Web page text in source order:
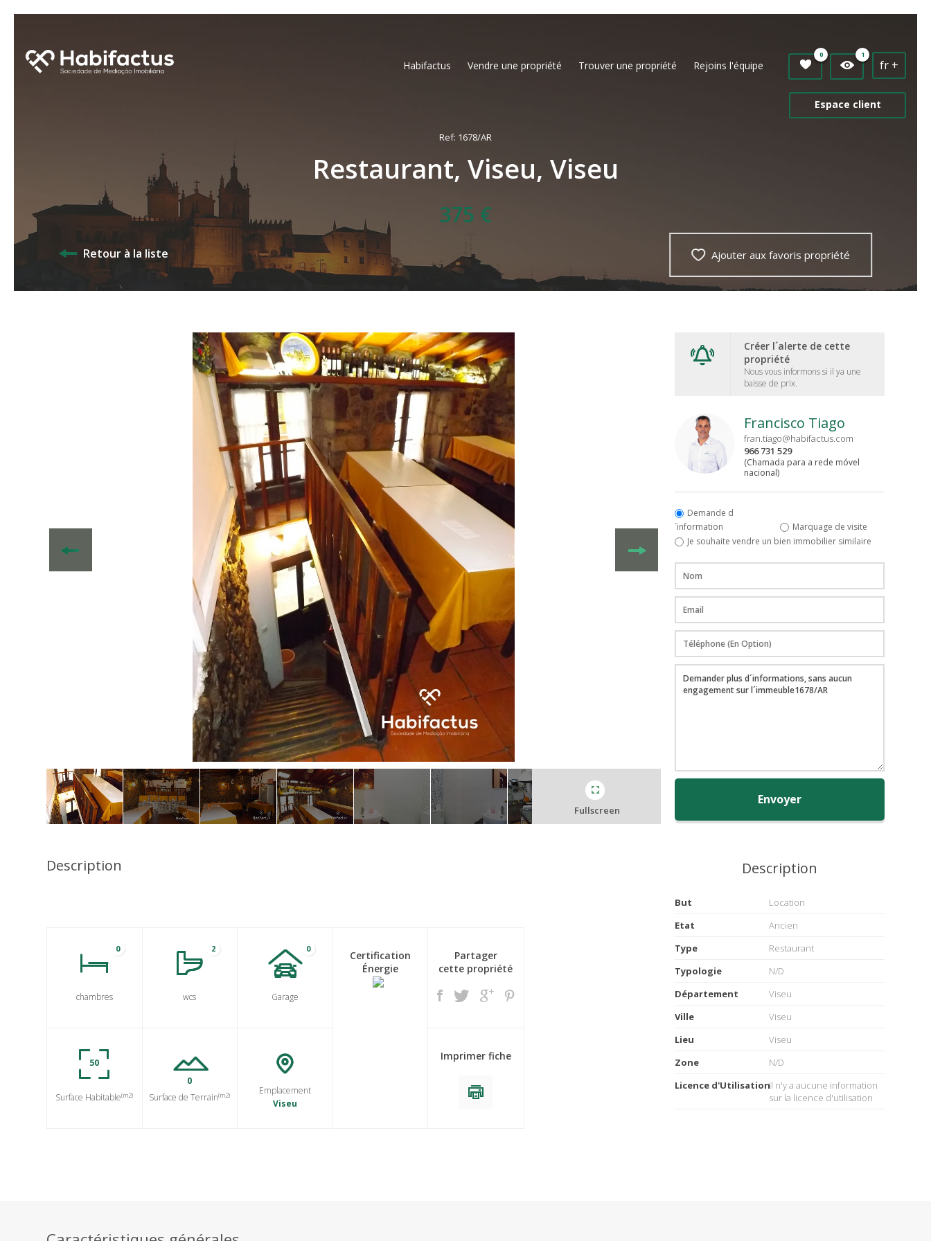
Habifactus Vendre une propriété Trouver une propriété Rejoins l'équipe
0 1
Espace client
fr +
Ref: 1678/AR
Restaurant, Viseu, Viseu
375 €
Retour à la liste Ajouter aux favoris propriété
Fullscreen
Créer l´alerte de cette
propriété
Nous vous informons si il ya une
baisse de prix.
Francisco Tiago
fran.tiago@habifactus.com
966 731 529
(Chamada para a rede móvel
nacional)
Demande d
´information
Marquage de visite
Je souhaite vendre un bien immobilier similaire
Envoyer
Description
0
chambres
2
wcs
0
Garage
50
Surface Habitable(m2)
0
Surface de Terrain(m2)
Emplacement
Viseu
Certification
Énergie
Partager
cette propriété
Imprimer fiche
Description
But
Location
Etat
Ancien
Type
Restaurant
Typologie
N/D
Département
Viseu
Ville
Viseu
Lieu
Viseu
Zone
N/D
Licence d'UtilisationIl n'y a aucune information
sur la licence d'utilisation